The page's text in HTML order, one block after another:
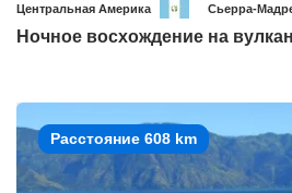
Центральная Америка Сьерра-
Ночное восхождение на
Расстояние 608 km